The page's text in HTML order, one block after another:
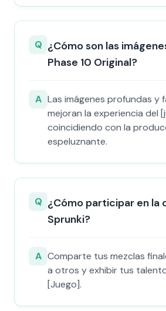
Q ¿Cómo son las
Phase 10 Original?
A Las imágenes profundas y
mejoran la experiencia del
coincidiendo con la
espeluznante.
Q ¿Cómo participar en la
Sprunki?
A Comparte tus mezclas
a otros y exhibir tus
[Juego].